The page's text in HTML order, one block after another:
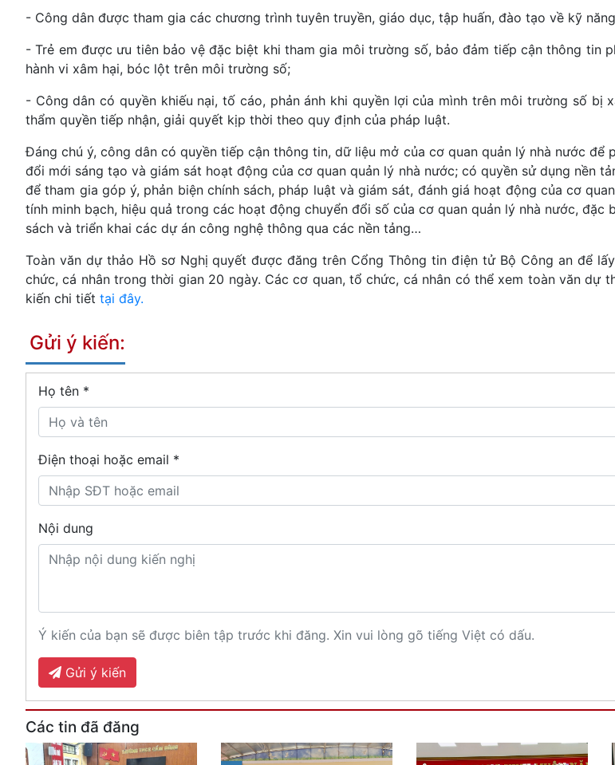
- Công dân được tham gia các chương trình tuyên truyền, giáo dục, tập huấn, đào tạo về kỹ
- Trẻ em được ưu tiên bảo vệ đặc biệt khi tham gia môi trường số, bảo đảm tiếp cận thông tin
hành vi xâm hại, bóc lột trên môi trường số;
- Công dân có quyền khiếu nại, tố cáo, phản ánh khi quyền lợi của mình trên môi trường số bị
thẩm quyền tiếp nhận, giải quyết kịp thời theo quy định của pháp luật.
Đáng chú ý, công dân có quyền tiếp cận thông tin, dữ liệu mở của cơ quan quản lý nhà nước để
đổi mới sáng tạo và giám sát hoạt động của cơ quan quản lý nhà nước; có quyền sử dụng nền
để tham gia góp ý, phản biện chính sách, pháp luật và giám sát, đánh giá hoạt động của cơ
tính minh bạch, hiệu quả trong các hoạt động chuyển đổi số của cơ quan quản lý nhà nước, đặc
sách và triển khai các dự án công nghệ thông qua các nền tảng…
Toàn văn dự thảo Hồ sơ Nghị quyết được đăng trên Cổng Thông tin điện tử Bộ Công an để
chức, cá nhân trong thời gian 20 ngày. Các cơ quan, tổ chức, cá nhân có thể xem toàn văn dự
kiến chi tiết tại đây.
Gửi ý kiến:
Họ tên *
Điện thoại hoặc email *
Nội dung
Ý kiến của bạn sẽ được biên tập trước khi đăng. Xin vui lòng gõ tiếng Việt có dấu.
Gửi ý kiến
Các tin đã đăng